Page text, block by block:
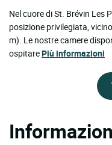
Nel cuore di St. Brévin Les
posizione privilegiata,
m). Le nostre camere
ospitarePiù informazioni